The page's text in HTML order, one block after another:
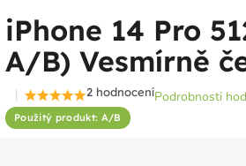
iPhone 14 Pro
A/B) Vesmírně
Použitý produkt: A/B
Průměrné
hodnocení
2 hodnoceníPodrobnosti